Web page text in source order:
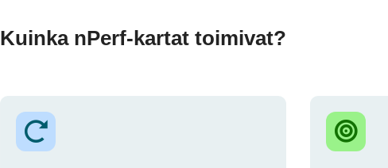
Kuinka nPerf-kartat toimivat?